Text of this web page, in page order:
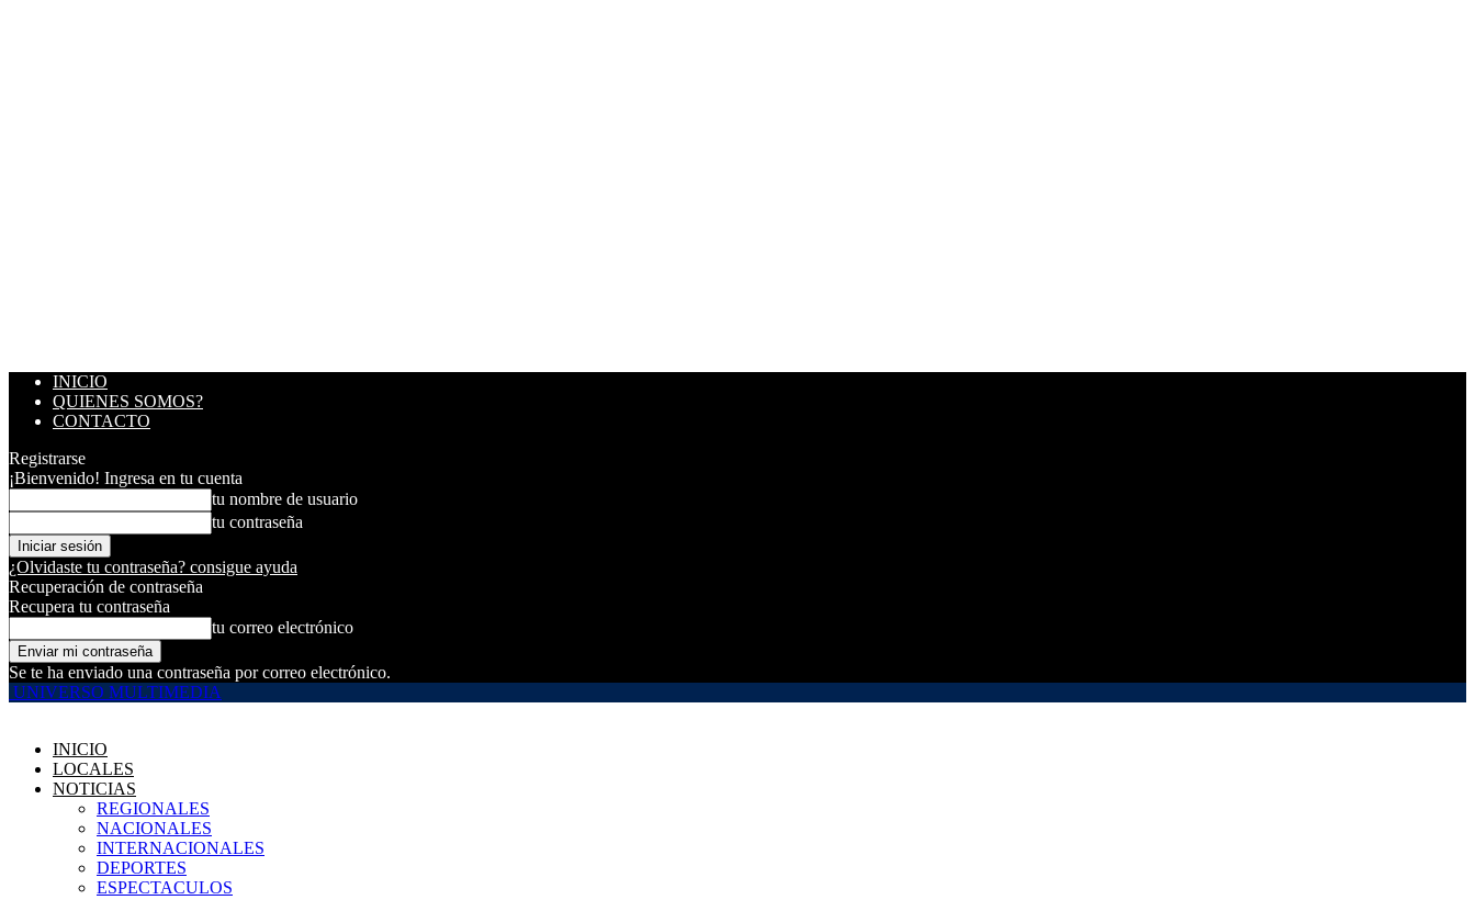
INICIO
QUIENES SOMOS?
CONTACTO
Registrarse
¡Bienvenido! Ingresa en tu cuenta
tu nombre de usuario
tu contraseña
¿Olvidaste tu contraseña? consigue ayuda
Recuperación de contraseña
Recupera tu contraseña
tu correo electrónico
Se te ha enviado una contraseña por correo electrónico.
UNIVERSO MULTIMEDIA
INICIO
LOCALES
NOTICIAS
REGIONALES
NACIONALES
INTERNACIONALES
DEPORTES
ESPECTACULOS